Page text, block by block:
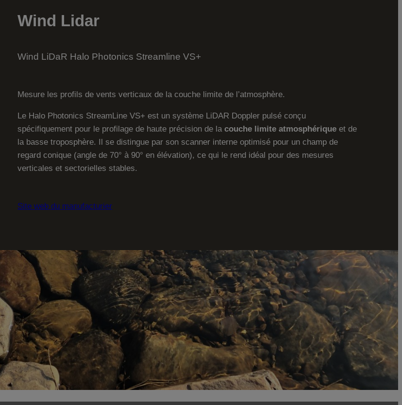
Wind Lidar
Wind LiDaR Halo Photonics Streamline VS+
Mesure les profils de vents verticaux de la couche limite de l’atmosphère.
Le Halo Photonics StreamLine VS+ est un système LiDAR Doppler pulsé conçu
spécifiquement pour le profilage de haute précision de lacouche limite atmosphérique et de
la basse troposphère. Il se distingue par son scanner interne optimisé pour un champ de
regard conique (angle de 70° à 90° en élévation), ce qui le rend idéal pour des mesures
verticales et sectorielles stables.
Site web du manufacturier